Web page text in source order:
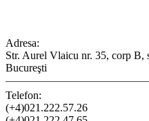
Adresa:
Str. Aurel Vlaicu nr. 35, corp B,
Bucureşti
Telefon:
(+4)021.222.57.26